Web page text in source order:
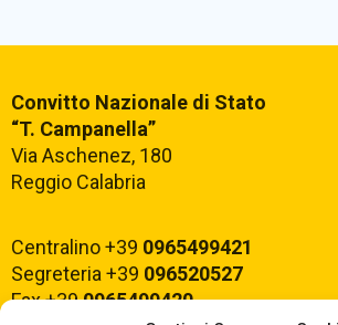
Convitto Nazionale di Stato
“T. Campanella”
Via Aschenez, 180
Reggio Calabria
Centralino +39 0965499421
Segreteria +39 096520527
Fax +390965499420